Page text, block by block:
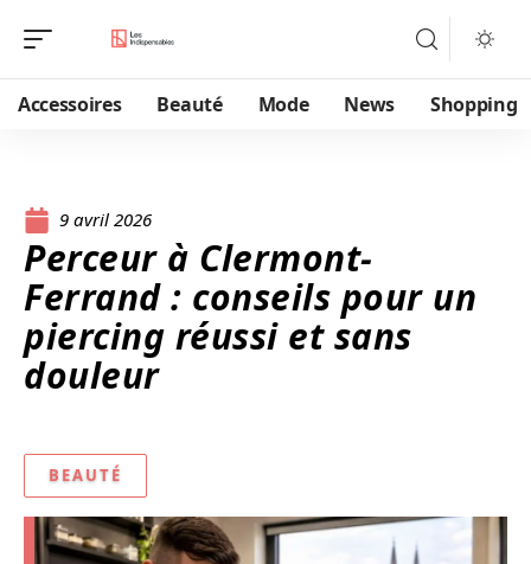
Accessoires Beauté Mode News Shopping
9 avril 2026
Perceur à Clermont-
Ferrand : conseils pour un
piercing réussi et sans
douleur
BEAUTÉ